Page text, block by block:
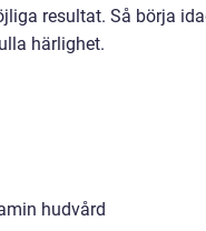
resultat. Så börja
härlighet.
hudvård